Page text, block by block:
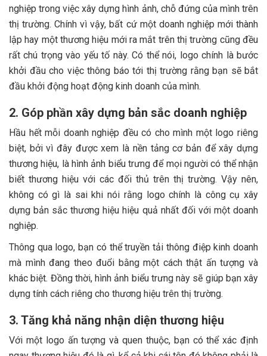
9. Tôi nên làm gì để bắt đầu tạo logo?
10. Sau khi thiết kế logo doanh nghiệp nên làm gì?
nghiệp trong việc xây dựng hình ảnh, chỗ đứng của mình trên
thị trường. Chính vì vậy, bất cứ một doanh nghiệp mới thành
lập hay một thương hiệu mới ra mắt trên thị trường cũng đều
rất chú trọng vào yếu tố này. Có thể nói, logo chính là bước
khởi đầu cho việc thông báo tới thị trường rằng bạn sẽ bắt
đầu khởi động hoạt động kinh doanh của mình.
2. Góp phần xây dựng bản sắc doanh nghiệp
Hầu hết mỗi doanh nghiệp đều có cho mình một logo riêng
biệt, bởi vì đây được xem là nền tảng cơ bản để xây dựng
thương hiệu, là hình ảnh biểu trưng để mọi người có thể nhận
biết thương hiệu với các đối thủ trên thị trường. Vậy nên,
không có gì là sai khi nói rằng logo chính là công cụ xây
dựng bản sắc thương hiệu hiệu quả nhất đối với một doanh
nghiệp.
Thông qua logo, bạn có thể truyền tải thông điệp kinh doanh
mà mình đang theo đuổi bằng một cách thật ấn tượng và
khác biệt. Đồng thời, hình ảnh biểu trưng này sẽ giúp bạn xây
dựng tính cách riêng cho thương hiệu trên thị trường.
3. Tăng khả năng nhận diện thương hiệu
Với một logo ấn tượng và quen thuộc, bạn có thể xác định